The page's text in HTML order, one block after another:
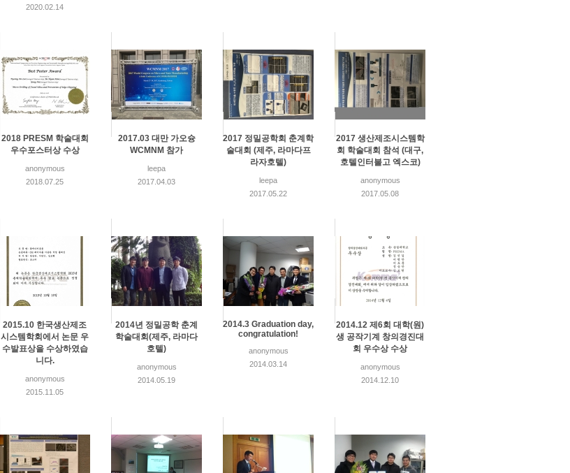
2020.02.14
2018 PRESM 학술대회
우수포스터상 수상
anonymous
2018.07.25
2017.03 대만 가오슝
WCMNM 참가
leepa
2017.04.03
2017 정밀공학회 춘계학
술대회 (제주, 라마다프
라자호텔)
leepa
2017.05.22
2017 생산제조시스템학
회 학술대회 참석 (대구,
호텔인터불고 엑스코)
anonymous
2017.05.08
2015.10 한국생산제조
시스템학회에서 논문 우
수발표상을 수상하였습
니다.
anonymous
2015.11.05
2014년 정밀공학 춘계
학술대회(제주, 라마다
호텔)
anonymous
2014.05.19
2014.3 Graduation day,
congratulation!
anonymous
2014.03.14
2014.12 제6회 대학(원)
생 공작기계 창의경진대
회 우수상 수상
anonymous
2014.12.10